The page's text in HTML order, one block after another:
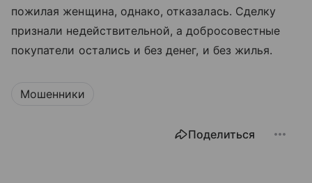
пожилая женщина, однако, отказалась. Сделку
признали недействительной, а добросовестные
покупатели остались и без денег, и без жилья.
Мошенники
Поделиться